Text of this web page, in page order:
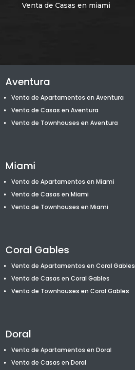
Venta de Casas en miami
Aventura
Venta de Apartamentos en Aventura
Venta de Casas en Aventura
Venta de Townhouses en Aventura
Miami
Venta de Apartamentos en Miami
Venta de Casas en Miami
Venta de Townhouses en Miami
Coral Gables
Venta de Apartamentos en Coral Gables
Venta de Casas en Coral Gables
Venta de Townhouses en Coral Gables
Doral
Venta de Apartamentos en Doral
Venta de Casas en Doral